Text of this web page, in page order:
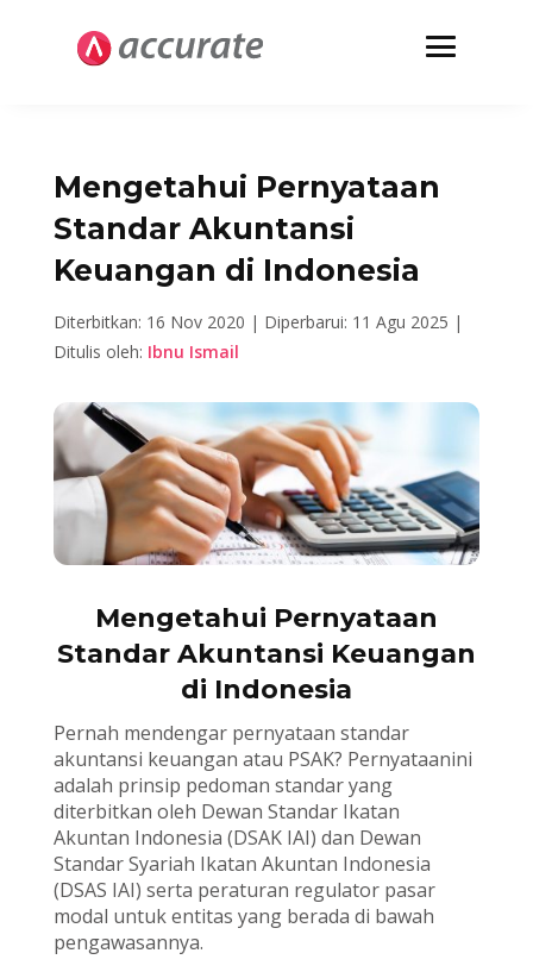
Mengetahui Pernyataan
Standar Akuntansi
Keuangan di Indonesia
Diterbitkan: 16 Nov 2020 | Diperbarui: 11 Agu 2025 |
Ditulis oleh: Ibnu Ismail
Mengetahui Pernyataan
Standar Akuntansi Keuangan
di Indonesia
Pernah mendengar pernyataan standar
akuntansi keuangan atau PSAK? Pernyataanini
adalah prinsip pedoman standar yang
diterbitkan oleh Dewan Standar Ikatan
Akuntan Indonesia (DSAK IAI) dan Dewan
Standar Syariah Ikatan Akuntan Indonesia
(DSAS IAI) serta peraturan regulator pasar
modal untuk entitas yang berada di bawah
pengawasannya.